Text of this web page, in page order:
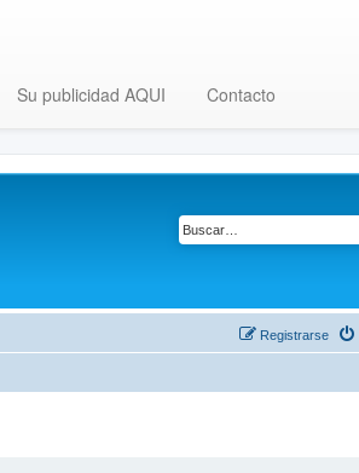
Su publicidad AQUI Contacto
Registrarse